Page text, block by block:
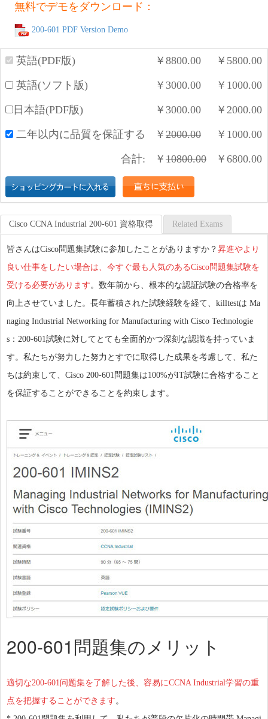
無料でデモをダウンロード：
200-601 PDF Version Demo
英語(PDF版) ￥ 8800.00 ￥ 5800.00
英語(ソフト版) ￥ 3000.00 ￥ 1000.00
日本語(PDF版) ￥ 3000.00 ￥ 2000.00
二年以内に品質を保証する ￥ 2000.00 ￥ 1000.00
合計: ￥ 10800.00 ￥ 6800.00
Cisco CCNA Industrial 200-601 資格取得 Related Exams
皆さんはCisco問題集試験に参加したことがありますか？ 昇進やより
良い仕事をしたい場合は、今すぐ最も人気のあるCisco問題集試験を
受ける必要があります。数年前から、根本的な認証試験の合格率を
向上させていました。長年蓄積された試験経験を経て、killtestは Ma
naging Industrial Networking for Manufacturing with Cisco Technologie
s：200-601試験に対してとても全面的かつ深刻な認識を持っていま
す。私たちが努力した努力とすでに取得した成果を考慮して、私た
ちは約束して、Cisco 200-601問題集は100%がIT試験に合格すること
を保証することができることを約束します。
200-601問題集のメリット
適切な200-601问题集を了解した後、容易にCCNA Industrial学習の重
点を把握することができます。